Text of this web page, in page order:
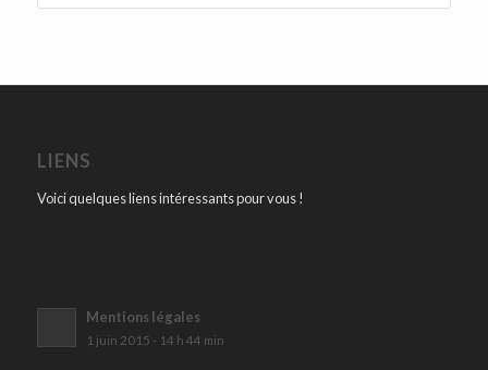
LIENS
Voici quelques liens intéressants pour vous !
Mentions légales
1 juin 2015 - 14 h 44 min